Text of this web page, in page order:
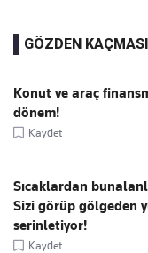
GÖZDEN
Konut ve araç
dönem!
Kaydet
Sıcaklardan
Sizi görüp gölgeden
serinletiyor!
Kaydet